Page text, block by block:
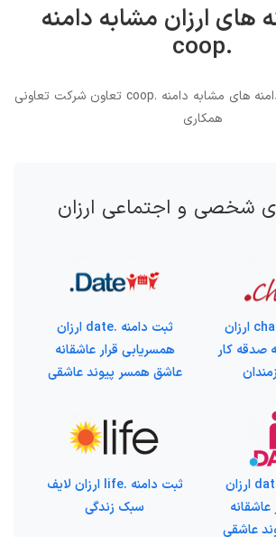
های ارزان مشابه دامنه
.coop
ارزانترین قیمت ثبت دامنه های مشابه دامنه .coop تعاون شرکت تعاونی
همکاری
شخصی و اجتماعی ارزان
ثبت دامنه .charity ارزان
صدقه کار
ثبت دامنه .date ارزان
همسریابی قرار عاشقانه
عاشق همسر پیوند عاشقی
ثبت دامنه .dating ارزان
عاشقی
ثبت دامنه .life ارزان لایف
سبک زندگی